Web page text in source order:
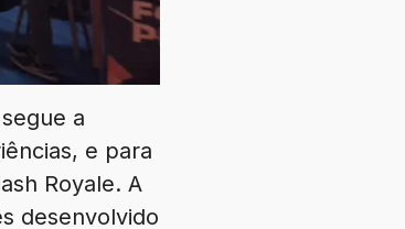
a
e para
Royale. A
desenvolvido